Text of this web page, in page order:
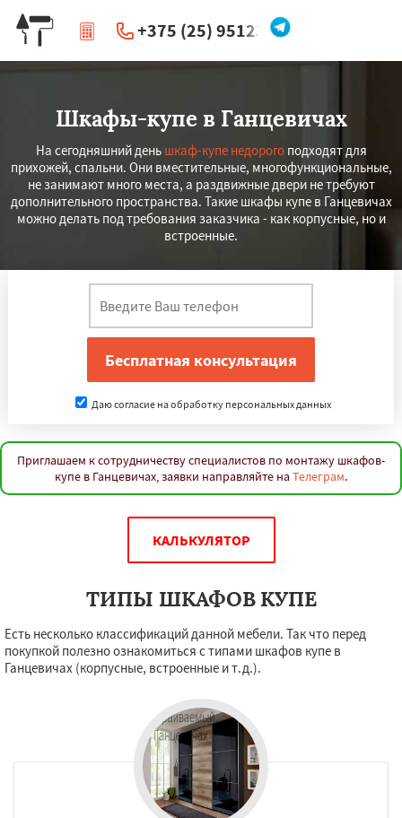
+375 (25) 951234
| Перезвоните мне
Шкафы-купе в Ганцевичах
На сегодняшний день шкаф-купе недорогоподходят для
прихожей, спальни. Они вместительные, многофункциональные,
не занимают много места, а раздвижные двери не требуют
дополнительного пространства. Такие шкафы купе в Ганцевичах
можно делать под требования заказчика - как корпусные, но и
встроенные.
Даю согласие на обработку персональных данных
Приглашаем к сотрудничеству специалистов по монтажу шкафов-
купе в Ганцевичах, заявки направляйте на Телеграм.
КАЛЬКУЛЯТОР
ТИПЫ ШКАФОВ КУПЕ
Есть несколько классификаций данной мебели. Так что перед
покупкой полезно ознакомиться с типами шкафов купе в
Ганцевичах (корпусные, встроенные и т.д.).